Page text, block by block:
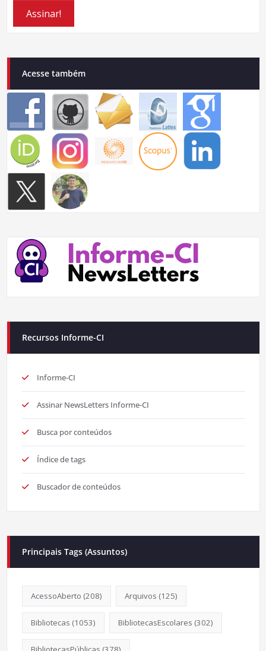
Acesse também
Recursos Informe-CI
Informe-CI
Assinar NewsLetters Informe-CI
Busca por conteúdos
Índice de tags
Buscador de conteúdos
Principais Tags (Assuntos)
AcessoAberto (208) Arquivos (125)
Bibliotecas (1053) BibliotecasEscolares (302)